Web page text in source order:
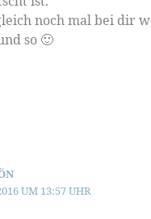
noch mal bei dir
so 🙂
UM 13:57 UHR